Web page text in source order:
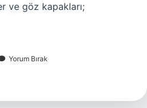
ve göz kapakları;
Yorum Bırak